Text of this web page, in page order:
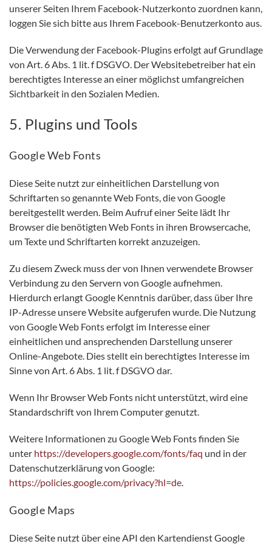
unserer Seiten Ihrem Facebook-Nutzerkonto zuordnen kann,
loggen Sie sich bitte aus Ihrem Facebook-Benutzerkonto aus.
Die Verwendung der Facebook-Plugins erfolgt auf Grundlage
von Art. 6 Abs. 1 lit. f DSGVO. Der Websitebetreiber hat ein
berechtigtes Interesse an einer möglichst umfangreichen
Sichtbarkeit in den Sozialen Medien.
5. Plugins und Tools
Google Web Fonts
Diese Seite nutzt zur einheitlichen Darstellung von
Schriftarten so genannte Web Fonts, die von Google
bereitgestellt werden. Beim Aufruf einer Seite lädt Ihr
Browser die benötigten Web Fonts in ihren Browsercache,
um Texte und Schriftarten korrekt anzuzeigen.
Zu diesem Zweck muss der von Ihnen verwendete Browser
Verbindung zu den Servern von Google aufnehmen.
Hierdurch erlangt Google Kenntnis darüber, dass über Ihre
IP-Adresse unsere Website aufgerufen wurde. Die Nutzung
von Google Web Fonts erfolgt im Interesse einer
einheitlichen und ansprechenden Darstellung unserer
Online-Angebote. Dies stellt ein berechtigtes Interesse im
Sinne von Art. 6 Abs. 1 lit. f DSGVO dar.
Wenn Ihr Browser Web Fonts nicht unterstützt, wird eine
Standardschrift von Ihrem Computer genutzt.
Weitere Informationen zu Google Web Fonts finden Sie
unter https://developers.google.com/fonts/faq und in der
Datenschutzerklärung von Google:
https://policies.google.com/privacy?hl=de.
Google Maps
Diese Seite nutzt über eine API den Kartendienst Google